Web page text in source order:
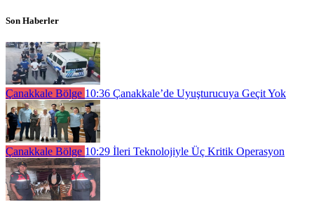
Son Haberler
Çanakkale Bölge 10:36 Çanakkale’de Uyuşturucuya Geçit Yok
Çanakkale Bölge 10:29 İleri Teknolojiyle Üç Kritik Operasyon